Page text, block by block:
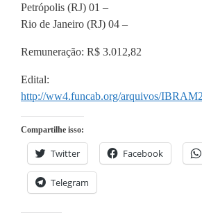
Petrópolis (RJ) 01 –
Rio de Janeiro (RJ) 04 –
Remuneração: R$ 3.012,82
Edital:
http://ww4.funcab.org/arquivos/
Compartilhe isso:
Twitter Facebook
Telegram